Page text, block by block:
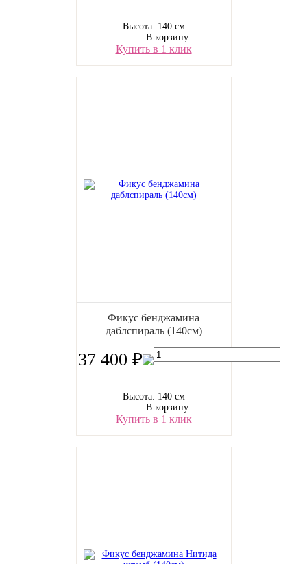
Высота: 140 см
В корзину
Купить в 1 клик
Фикус бенджамина
даблспираль (140см)
37 400 ₽
Высота: 140 см
В корзину
Купить в 1 клик